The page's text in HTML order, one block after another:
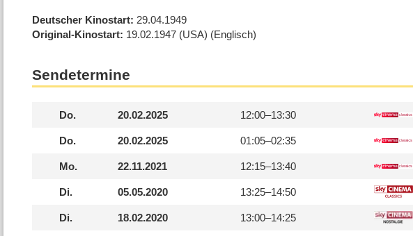
Deutscher Kinostart 29.04.1949
Original-Kinostart 19.02.1947 (USA) (Englisch)
Sendetermine
Do. 20.02.2025 12:00–13:30
Do. 20.02.2025 01:05–02:35
Mo. 22.11.2021 12:15–13:40
Di. 05.05.2020 13:25–14:50
Di. 18.02.2020 13:00–14:25